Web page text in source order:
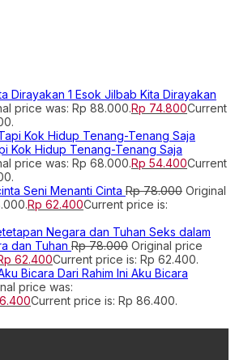
Esok Jilbab Kita Dirayakan
price was: Rp 88.000.Rp 74.800Current
Kok Hidup Tenang-Tenang Saja
price was: Rp 68.000.Rp 54.400Current
Seni Menanti Cinta Rp78.000 Original
Rp 62.400Current price is:
Seks dalam
dan Tuhan Rp78.000 Original price
62.400Current price is: Rp 62.400.
Dari Rahim Ini Aku Bicara
price was:
Current price is: Rp 86.400.